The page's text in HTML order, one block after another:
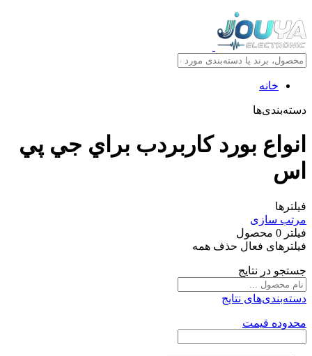
خانه
دسته‌بندی‌ها
انواع بورد کاربردب براي جي پي
اس
فیلترها
مرتب سازی
فیلتر 0 محصول
فیلترهای فعال حذف همه
جستجو در نتایج
دسته‌بندی‌های نتایج
محدوده قیمت